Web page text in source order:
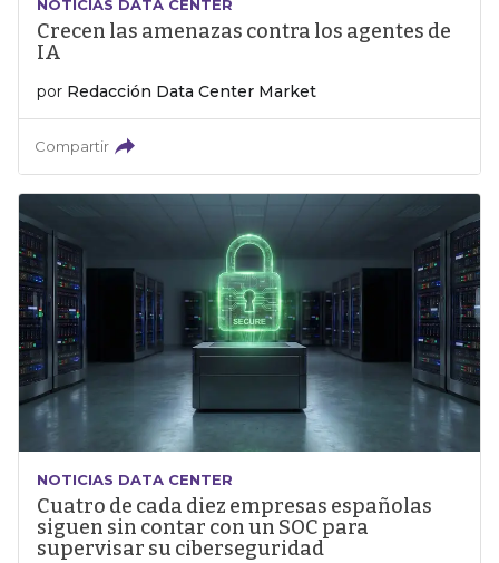
NOTICIAS DATA CENTER
Crecen las amenazas contra los agentes de
IA
por Redacción Data Center Market
Compartir
NOTICIAS DATA CENTER
Cuatro de cada diez empresas españolas
siguen sin contar con un SOC para
supervisar su ciberseguridad